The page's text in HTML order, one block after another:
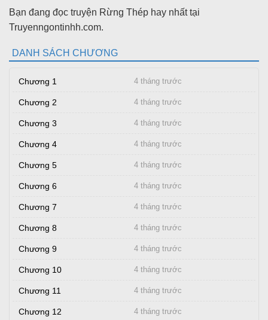
Bạn đang đọc truyện Rừng Thép hay nhất tại
Truyenngontinhh.com.
DANH SÁCH CHƯƠNG
Chương 1 4 tháng trước
Chương 2 4 tháng trước
Chương 3 4 tháng trước
Chương 4 4 tháng trước
Chương 5 4 tháng trước
Chương 6 4 tháng trước
Chương 7 4 tháng trước
Chương 8 4 tháng trước
Chương 9 4 tháng trước
Chương 10 4 tháng trước
Chương 11 4 tháng trước
Chương 12 4 tháng trước